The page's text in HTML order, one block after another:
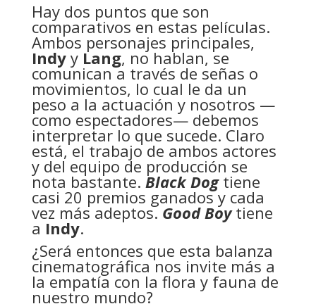
Hay dos puntos que son
comparativos en estas películas.
Ambos personajes principales,
Indyy Lang, no hablan, se
comunican a través de señas o
movimientos, lo cual le da un
peso a la actuación y nosotros —
como espectadores— debemos
interpretar lo que sucede. Claro
está, el trabajo de ambos actores
y del equipo de producción se
nota bastante. Black Dogtiene
casi 20 premios ganados y cada
vez más adeptos. Good Boytiene
a Indy.
¿Será entonces que esta balanza
cinematográfica nos invite más a
la empatía con la flora y fauna de
nuestro mundo?